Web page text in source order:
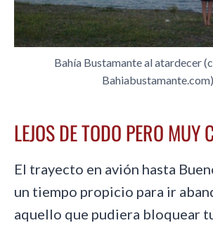
Bahía Bustamante al atardecer
Bahiabustamante.com)
LEJOS DE TODO PERO MUY
El trayecto en avión hasta
un tiempo propicio para ir
aquello que pudiera bloquear